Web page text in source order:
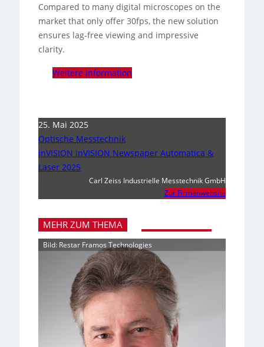
Compared to many digital microscopes on the
market that only offer 30fps, the new solution
ensures lag-free viewing and impressive
clarity.
Weitere Information
25. Mai 2025
Optische Messtechnik
inVISION inVISION Newspaper Automatica &
Laser 2025
Carl Zeiss Industrielle Messtechnik GmbH
Zur Firmenwebsite
MEHR ZUM THEMA
Bild: Restar Framos Technologies